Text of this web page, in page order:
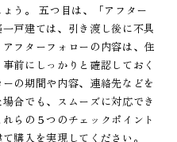
う。 五つ目は、「アフター
戸建ては、引き渡し後に不具
フターフォローの内容は、住
前にしっかりと確認しておく
の期間や内容、連絡先などを
合でも、スムーズに対応でき
らの５つのチェックポイント
購入を実現してください。